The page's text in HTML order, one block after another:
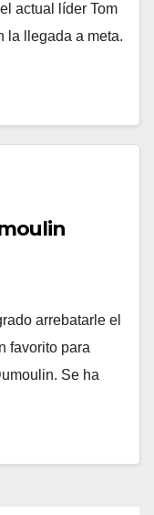
actual líder Tom
la llegada a meta.
arrebatarle el
favorito para
Se ha